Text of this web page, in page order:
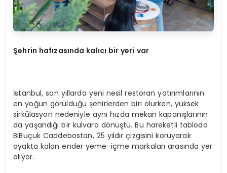
Şehrin hafızasında kalıcı bir yeri var
İstanbul, son yıllarda yeni nesil restoran yatırımlarının
en yoğun görüldüğü şehirlerden biri olurken, yüksek
sirkülasyon nedeniyle aynı hızda mekan kapanışlarının
da yaşandığı bir kulvara dönüştü. Bu hareketli tabloda
BiBuçuk Caddebostan, 25 yıldır çizgisini koruyarak
ayakta kalan ender yeme-içme markaları arasında yer
alıyor.